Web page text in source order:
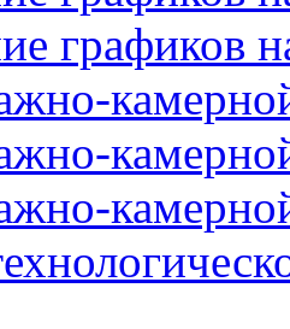
графиков